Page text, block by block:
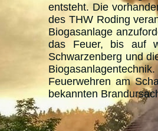
entsteht. Die
des THW Roding
Biogasanlage
das Feuer, bis auf
Schwarzenberg und
Feuerwehren am
bekannten